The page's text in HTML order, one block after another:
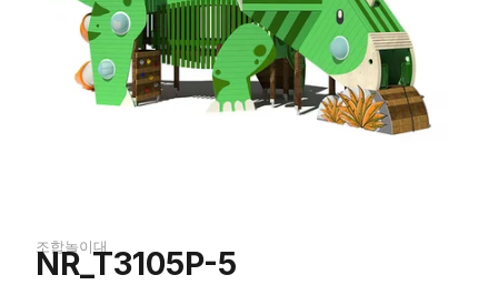
조합놀이대
NR_T3105P-5